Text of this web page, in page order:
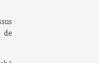
de